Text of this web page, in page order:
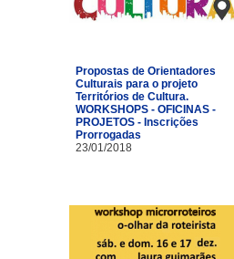
Propostas de Orientadores
Culturais para o projeto
Territórios de Cultura.
WORKSHOPS - OFICINAS -
PROJETOS - Inscrições
Prorrogadas
23/01/2018